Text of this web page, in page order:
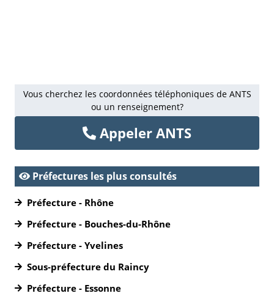
Vous cherchez les coordonnées téléphoniques de ANTS
ou un renseignement?
Appeler ANTS
Préfectures les plus consultés
Préfecture - Rhône
Préfecture - Bouches-du-Rhône
Préfecture - Yvelines
Sous-préfecture du Raincy
Préfecture - Essonne